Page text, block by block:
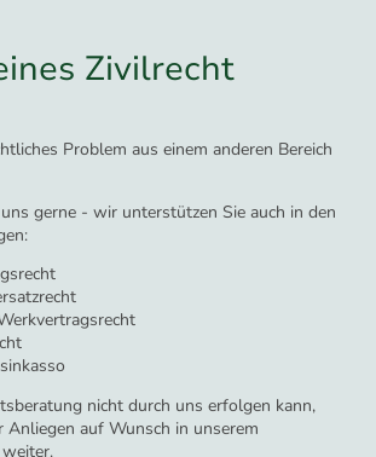
Zivilrecht
Problem aus einem anderen Bereich
gerne - wir unterstützen Sie auch in den
nicht durch uns erfolgen kann,
auf Wunsch in unserem